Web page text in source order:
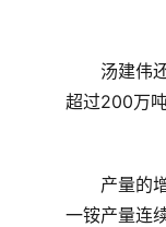
汤建伟还
超过200万吨
产量的增
一铵产量连